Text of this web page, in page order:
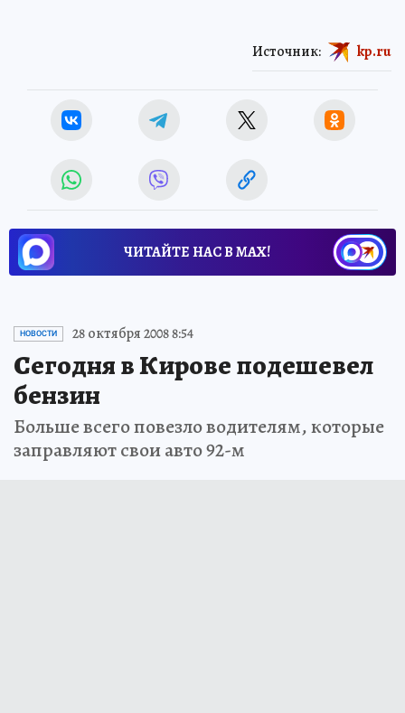
Источник: kp.ru
ЧИТАЙТЕ НАС В МАХ!
НОВОСТИ 28 октября 2008 8:54
Сегодня в Кирове подешевел
бензин
Больше всего повезло водителям, которые
заправляют свои авто 92-м